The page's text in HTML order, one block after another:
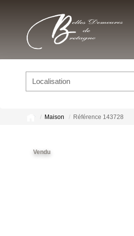
Localisation
Maison Référence 143728
Vendu